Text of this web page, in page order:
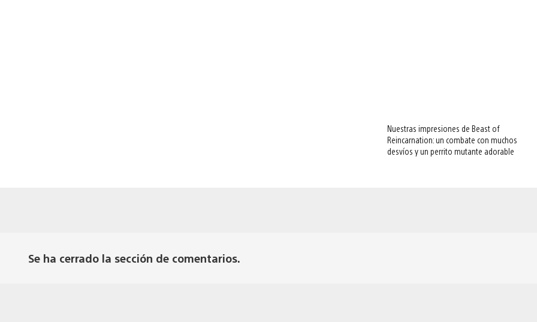
Nuestras impresiones de Beast of
Reincarnation: un combate con muchos
desvíos y un perrito mutante adorable
Se ha cerrado la sección de comentarios.